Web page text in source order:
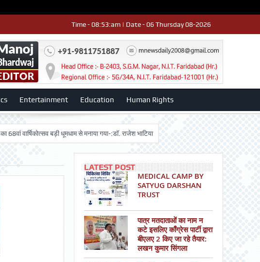
Time - 08:53:am | Date - 06 Thursday 08-2026
Entertainment Education Human Rights
बड़ी धूमधाम से मनाया गया-:डॉ. राजेश भाटिया Admission advertisment श्री हनुमान
LATEST POST
MEDICAL CAMP BY
SATYUG DARSHAN
TRUST
पात्र मतदाताओं का नाम न
कटे इसलिए काँग्रेस पार्टी द्वारा
बीएलए 2 किए जा रहे तैयार:
लखन कुमार सिंगला